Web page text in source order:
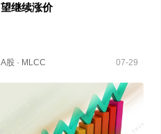
望继续涨价
A股· MLCC 07-29